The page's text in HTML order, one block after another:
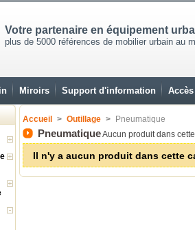
Votre partenaire en équipement
plus de 5000 références de mobilier urbain au
Miroirs Support d'information
Accueil > Outillage > Pneumatique
PneumatiqueAucun produit dans
Il n'y a aucun produit dans cette